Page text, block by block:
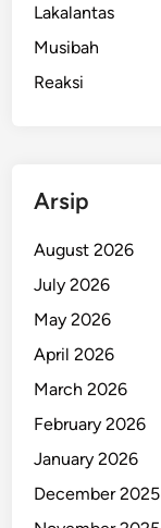
Lakalantas
Musibah
Reaksi
Arsip
August 2026
July 2026
May 2026
April 2026
March 2026
February 2026
January 2026
December 2025